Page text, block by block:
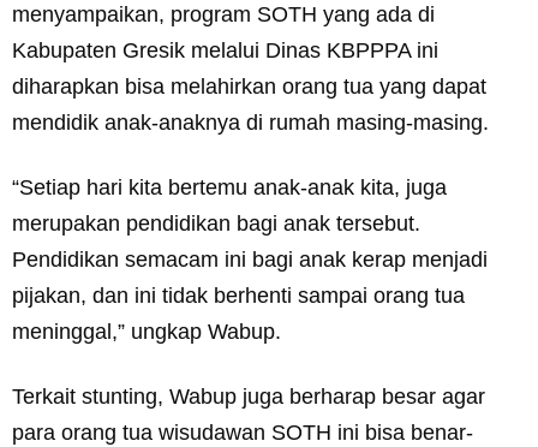
menyampaikan, program SOTH yang ada di
Kabupaten Gresik melalui Dinas KBPPPA ini
diharapkan bisa melahirkan orang tua yang dapat
mendidik anak-anaknya di rumah masing-masing.
“Setiap hari kita bertemu anak-anak kita, juga
merupakan pendidikan bagi anak tersebut.
Pendidikan semacam ini bagi anak kerap menjadi
pijakan, dan ini tidak berhenti sampai orang tua
meninggal,” ungkap Wabup.
Terkait stunting, Wabup juga berharap besar agar
para orang tua wisudawan SOTH ini bisa benar-